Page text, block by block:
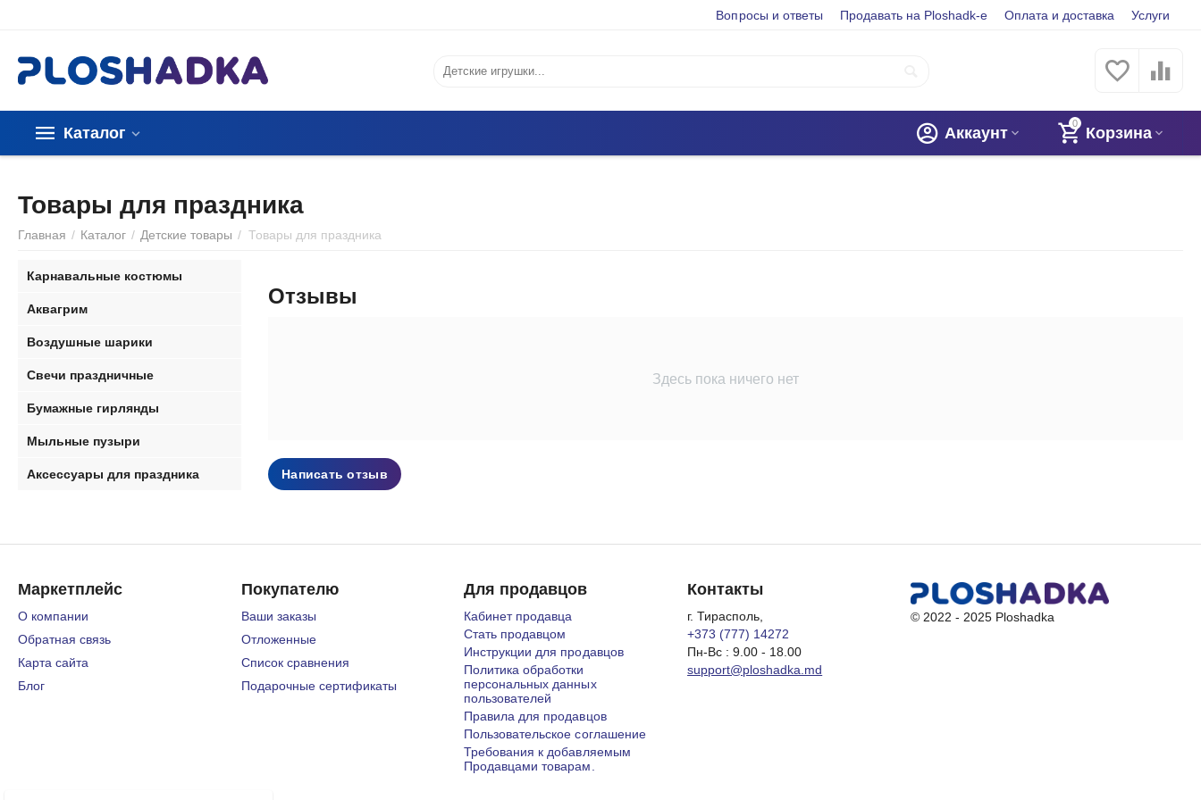
Вопросы и ответы Продавать на Ploshadk-e Оплата и доставка Услуги
Каталог
0
Корзина
Аккаунт
Товары для праздника
Главная / Каталог / Детские товары / Товары для праздника
Отзывы
Здесь пока ничего нет
Написать отзыв
Карнавальные костюмы
Аквагрим
Воздушные шарики
Свечи праздничные
Бумажные гирлянды
Мыльные пузыри
Аксессуары для праздника
Маркетплейс
О компании
Обратная связь
Карта сайта
Блог
Покупателю
Ваши заказы
Отложенные
Список сравнения
Подарочные сертификаты
Для продавцов
Кабинет продавца
Стать продавцом
Инструкции для продавцов
Политика обработки
персональных данных
пользователей
Правила для продавцов
Пользовательское соглашение
Требования к добавляемым
Продавцами товарам.
Контакты
г. Тирасполь,
+373 (777) 14272
Пн-Вс : 9.00 - 18.00
support@ploshadka.md
© 2022 - 2025 Ploshadka